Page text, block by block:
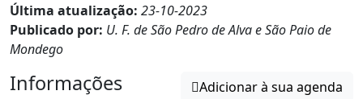
Última atualização: 23-10-2023
Publicado por: U. F. de São Pedro de Alva e São Paio de
Mondego
Informações Adicionar à sua agenda